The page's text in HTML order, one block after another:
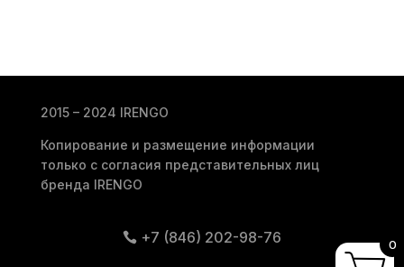
2015 – 2024 IRENGO
Копирование и размещение информации
только с согласия представительных лиц
бренда IRENGO
+7 (846) 202-98-76 0